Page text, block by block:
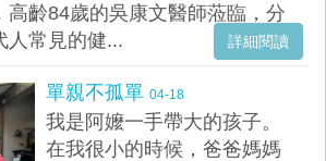
高齡84歲的吳康文醫師蒞臨，分
人常見的健...
詳細閱讀
單親不孤單 04-18
我是阿嬤一手帶大的孩子。
在我很小的時候，爸爸媽媽